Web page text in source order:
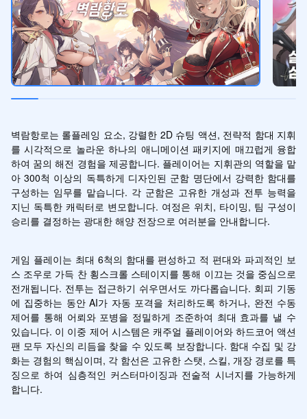
벽람항로는 롤플레잉 요소, 강렬한 2D 슈팅 액션, 전략적 함대 지휘
를 시각적으로 놀라운 하나의 애니메이션 패키지에 매끄럽게 융합
하여 꿈의 해전 경험을 제공합니다. 플레이어는 지휘관의 역할을 맡
아 300척 이상의 독특하게 디자인된 군함 명단에서 강력한 함대를
구성하는 임무를 맡습니다. 각 군함은 고유한 개성과 전투 능력을
지닌 독특한 캐릭터로 변모합니다. 여정은 위치, 타이밍, 팀 구성이
승리를 결정하는 광대한 해양 전장으로 여러분을 안내합니다.
게임 플레이는 최대 6척의 함대를 편성하고 적 편대와 파괴적인 보
스 조우로 가득 찬 횡스크롤 스테이지를 통해 이끄는 것을 중심으로
전개됩니다. 전투는 접근하기 쉬우면서도 까다롭습니다. 회피 기동
에 집중하는 동안 AI가 자동 포격을 처리하도록 하거나, 완전 수동
제어를 통해 어뢰와 포병을 정밀하게 조준하여 최대 효과를 낼 수
있습니다. 이 이중 제어 시스템은 캐주얼 플레이어와 하드코어 액션
팬 모두 자신의 리듬을 찾을 수 있도록 보장합니다. 함대 수집 및 강
화는 경험의 핵심이며, 각 함선은 고유한 스탯, 스킬, 개장 경로를 특
징으로 하여 심층적인 커스터마이징과 전술적 시너지를 가능하게
합니다.